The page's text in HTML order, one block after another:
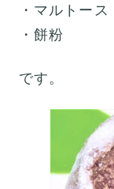
・マルトース
・餅粉
です。